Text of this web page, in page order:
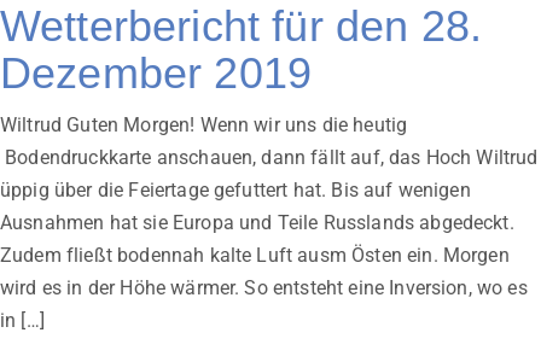
Wetterbericht für den 28.
Dezember 2019
Wiltrud Guten Morgen! Wenn wir uns die heutig
Bodendruckkarte anschauen, dann fällt auf, das Hoch Wiltrud
üppig über die Feiertage gefuttert hat. Bis auf wenigen
Ausnahmen hat sie Europa und Teile Russlands abgedeckt.
Zudem fließt bodennah kalte Luft ausm Östen ein. Morgen
wird es in der Höhe wärmer. So entsteht eine Inversion, wo es
in […]